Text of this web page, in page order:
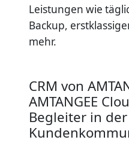
Leistungen wie
Backup,
mehr.
CRM von
AMTANGEE
Begleiter in der